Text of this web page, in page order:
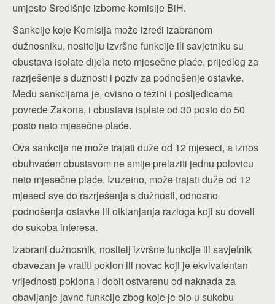
umjesto Središnje izborne komisije BiH.
Sankcije koje Komisija može izreći izabranom
dužnosniku, nositelju izvršne funkcije ili savjetniku su
obustava isplate dijela neto mjesečne plaće, prijedlog za
razrješenje s dužnosti i poziv za podnošenje ostavke.
Među sankcijama je, ovisno o težini i posljedicama
povrede Zakona, i obustava isplate od 30 posto do 50
posto neto mjesečne plaće.
Ova sankcija ne može trajati duže od 12 mjeseci, a iznos
obuhvaćen obustavom ne smije prelaziti jednu polovicu
neto mjesečne plaće. Izuzetno, može trajati duže od 12
mjeseci sve do razrješenja s dužnosti, odnosno
podnošenja ostavke ili otklanjanja razloga koji su doveli
do sukoba interesa.
Izabrani dužnosnik, nositelj izvršne funkcije ili savjetnik
obavezan je vratiti poklon ili novac koji je ekvivalentan
vrijednosti poklona i dobit ostvarenu od naknada za
obavljanje javne funkcije zbog koje je bio u sukobu